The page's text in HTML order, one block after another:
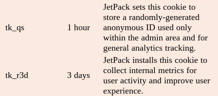
tk_qs 1 hour
JetPack sets this cookie to
store a randomly-generated
anonymous ID used only
within the admin area and for
general analytics tracking.
tk_r3d 3 days
JetPack installs this cookie to
collect internal metrics for
user activity and improve user
experience.